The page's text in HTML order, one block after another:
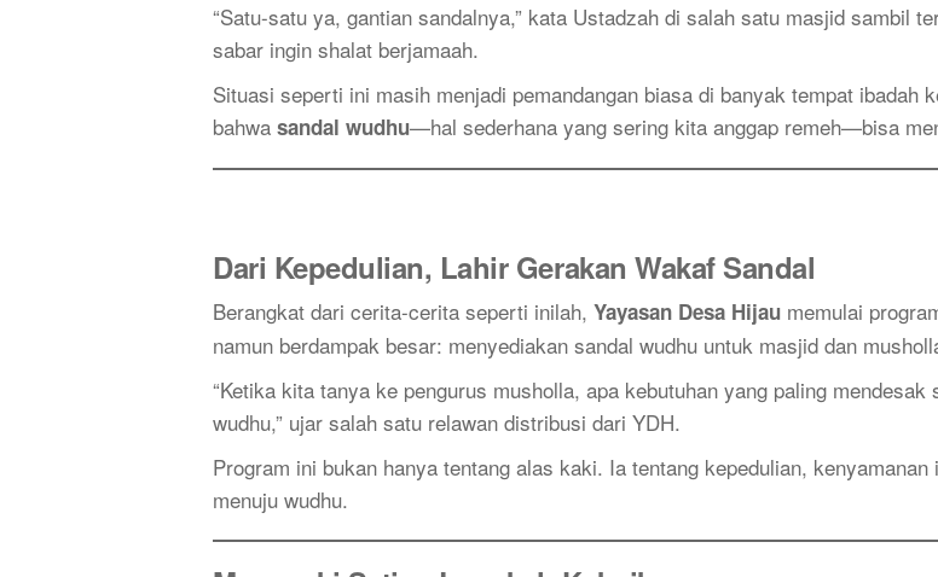
“Satu-satu ya, gantian sandalnya,” kata Ustadzah di salah satu masjid sambil
sabar ingin shalat berjamaah.
Situasi seperti ini masih menjadi pemandangan biasa di banyak tempat ibadah
bahwa sandal wudhu—hal sederhana yang sering kita anggap remeh—bisa
Dari Kepedulian, Lahir Gerakan Wakaf Sandal
Berangkat dari cerita-cerita seperti inilah, Yayasan Desa Hijau memulai
namun berdampak besar: menyediakan sandal wudhu untuk masjid dan
“Ketika kita tanya ke pengurus musholla, apa kebutuhan yang paling
wudhu,” ujar salah satu relawan distribusi dari YDH.
Program ini bukan hanya tentang alas kaki. Ia tentang kepedulian,
menuju wudhu.